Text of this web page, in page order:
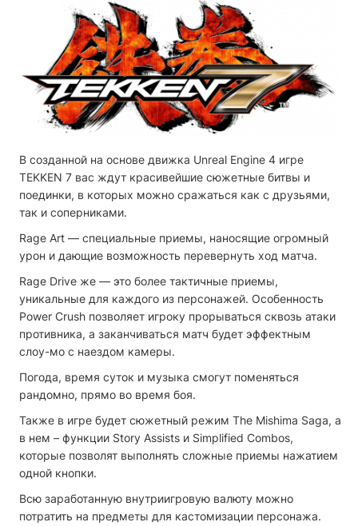
В созданной на основе движка Unreal Engine 4 игре
TEKKEN 7 вас ждут красивейшие сюжетные битвы и
поединки, в которых можно сражаться как с друзьями,
так и соперниками.
Rage Art — специальные приемы, наносящие огромный
урон и дающие возможность перевернуть ход матча.
Rage Drive же — это более тактичные приемы,
уникальные для каждого из персонажей. Особенность
Power Crush позволяет игроку прорываться сквозь атаки
противника, а заканчиваться матч будет эффектным
слоу-мо с наездом камеры.
Погода, время суток и музыка смогут поменяться
рандомно, прямо во время боя.
Также в игре будет сюжетный режим The Mishima Saga, а
в нем – функции Story Assists и Simplified Combos,
которые позволят выполнять сложные приемы нажатием
одной кнопки.
Всю заработанную внутриигровую валюту можно
потратить на предметы для кастомизации персонажа.